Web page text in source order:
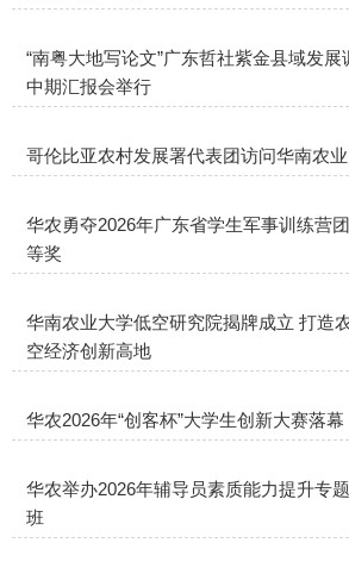
“南粤大地写论文”广东哲社紫金县域发展
中期汇报会举行
哥伦比亚农村发展署代表团访问华南农
华农勇夺2026年广东省学生军事训练营
等奖
华南农业大学低空研究院揭牌成立 打造
空经济创新高地
华农2026年“创客杯”大学生创新大赛落幕
华农举办2026年辅导员素质能力提升专
班